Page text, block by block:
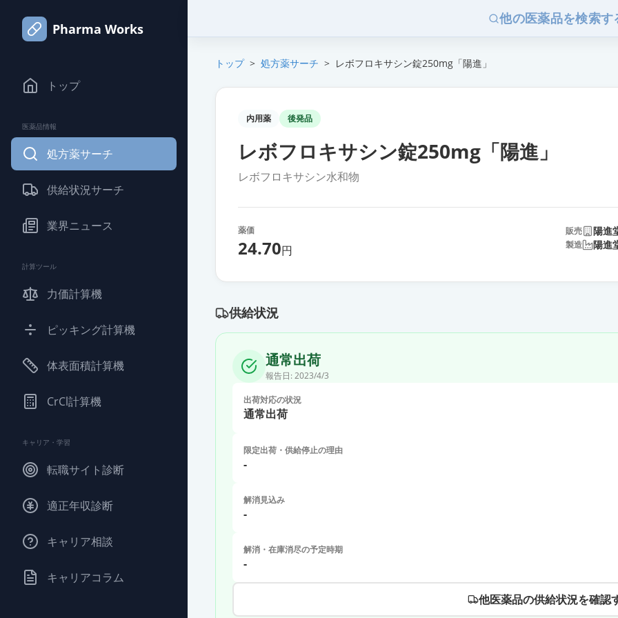
Pharma Works
トップ
医薬品情報
処方薬サーチ
供給状況サーチ
業界ニュース
計算ツール
力価計算機
ピッキング計算機
体表面積計算機
CrCl計算機
キャリア・学習
転職サイト診断
適正年収診断
キャリア相談
キャリアコラム
他の医薬品を検索す
トップ > 処方薬サーチ > レボフロキサシン錠250mg「陽進」
内用薬 後発品
レボフロキサシン錠250mg「陽進」
レボフロキサシン水和物
薬価
24.70円
販売 陽進
製造 陽進
供給状況
通常出荷
報告日: 2023/4/3
出荷対応の状況
通常出荷
限定出荷・供給停止の理由
-
解消見込み
-
解消・在庫消尽の予定時期
-
他医薬品の供給状況を確認